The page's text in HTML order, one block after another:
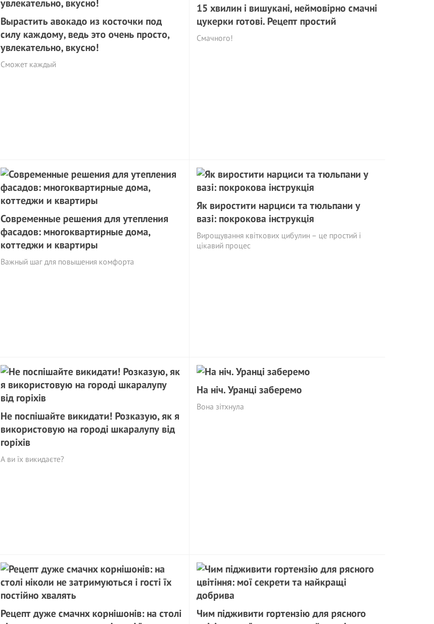
Вырастить авокадо из косточки под
силу каждому, ведь это очень просто,
увлекательно, вкусно!
Сможет каждый
15 хвилин і вишукані, неймовірно смачні
цукерки готові. Рецепт простий
Смачного!
Современные решения для утепления
фасадов: многоквартирные дома,
коттеджи и квартиры
Важный шаг для повышения комфорта
Як виростити нарциси та тюльпани у
вазі: покрокова інструкція
Вирощування квіткових цибулин – це простий і
цікавий процес
Не поспішайте викидати! Розказую, як я
використовую на городі шкаралупу від
горіхів
А ви їх викидаєте?
На ніч. Уранці заберемо
Вона зітхнула
Рецeпт дуже смачнх корнішонів: на столі
Чим підживити гортензію для рясного